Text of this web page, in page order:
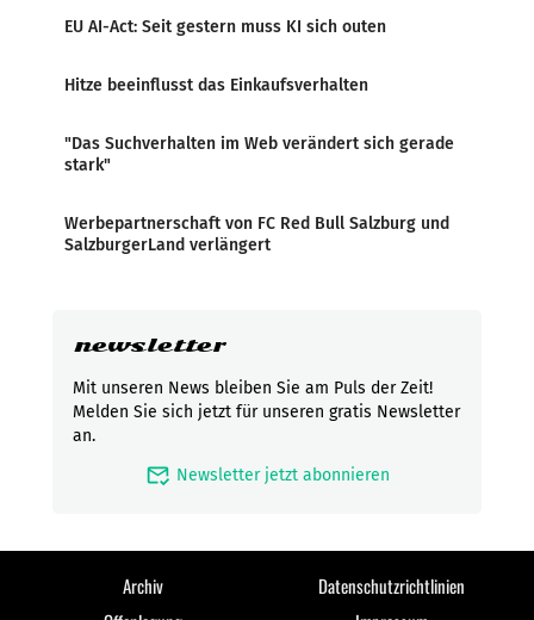
EU AI-Act: Seit gestern muss KI sich outen
Hitze beeinflusst das Einkaufsverhalten
"Das Suchverhalten im Web verändert sich gerade
stark"
Werbepartnerschaft von FC Red Bull Salzburg und
SalzburgerLand verlängert
newsletter
Mit unseren News bleiben Sie am Puls der Zeit!
Melden Sie sich jetzt für unseren gratis Newsletter
an.
mark_email_read Newsletter jetzt abonnieren
Archiv
Datenschutzrichtlinien